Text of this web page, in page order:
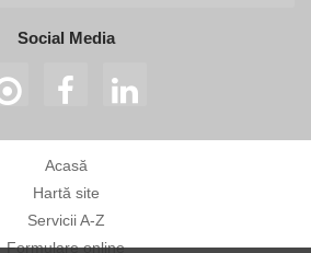
Social Media
Acasă
Hartă site
Servicii A-Z
Formulare online